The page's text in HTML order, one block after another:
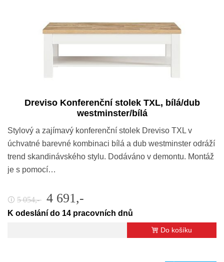
Dreviso Konferenční stolek TXL, bílá/dub
westminster/bílá
Stylový a zajímavý konferenční stolek Dreviso TXL v
úchvatné barevné kombinaci bílá a dub westminster odráží
trend skandinávského stylu. Dodáváno v demontu. Montáž
je s pomocí…
🛈 5 054,- 4 691,-
K odeslání do 14 pracovních dnů
Do košíku